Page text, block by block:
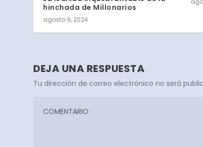
hinchada de Millonarios
agosto 9, 2024
DEJA UNA RESPUESTA
Tu dirección de correo electrónico no será